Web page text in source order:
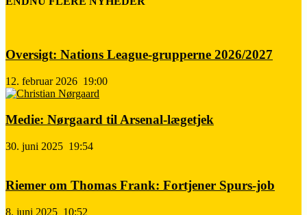
Oversigt: Nations League-grupperne 2026/2027
12. februar 2026 19:00
Medie: Nørgaard til Arsenal-lægetjek
30. juni 2025 19:54
Riemer om Thomas Frank: Fortjener Spurs-job
8. juni 2025 10:52